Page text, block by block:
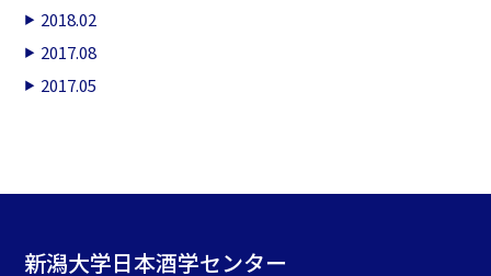
2018.02
2017.08
2017.05
新潟大学日本酒学センター